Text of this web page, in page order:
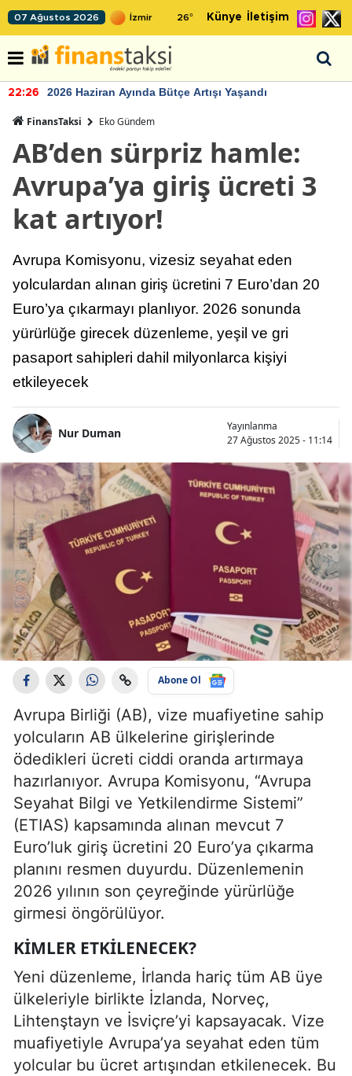
07 Ağustos 2026 26° Künye İletişim
22:26 2026 Haziran Ayında Bütçe Artışı Yaşandı
FinansTaksi Eko Gündem
AB’den sürpriz hamle:
Avrupa’ya giriş ücreti 3
kat artıyor!
Avrupa Komisyonu, vizesiz seyahat eden
yolculardan alınan giriş ücretini 7 Euro’dan 20
Euro’ya çıkarmayı planlıyor. 2026 sonunda
yürürlüğe girecek düzenleme, yeşil ve gri
pasaport sahipleri dahil milyonlarca kişiyi
etkileyecek
Nur Duman
Yayınlanma
27 Ağustos 2025 - 11:14
Abone Ol
Avrupa Birliği (AB), vize muafiyetine sahip
yolcuların AB ülkelerine girişlerinde
ödedikleri ücreti ciddi oranda artırmaya
hazırlanıyor. Avrupa Komisyonu, “Avrupa
Seyahat Bilgi ve Yetkilendirme Sistemi”
(ETIAS) kapsamında alınan mevcut 7
Euro’luk giriş ücretini 20 Euro’ya çıkarma
planını resmen duyurdu. Düzenlemenin
2026 yılının son çeyreğinde yürürlüğe
girmesi öngörülüyor.
KIMLER ETKILENECEK?
Yeni düzenleme, İrlanda hariç tüm AB üye
ülkeleriyle birlikte İzlanda, Norveç,
Lihtenştayn ve İsviçre’yi kapsayacak. Vize
muafiyetiyle Avrupa’ya seyahat eden tüm
yolcular bu ücret artışından etkilenecek. Bu